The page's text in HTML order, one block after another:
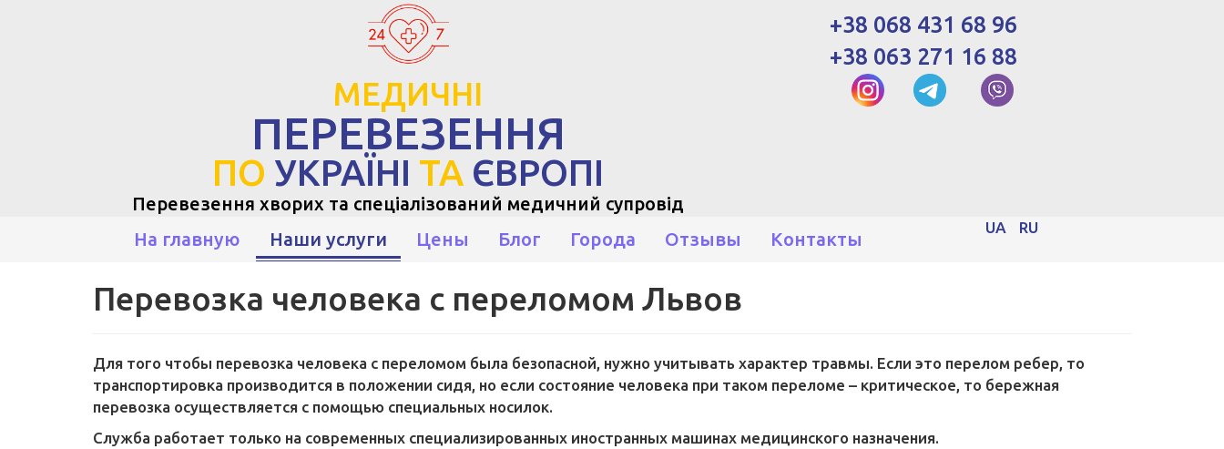
МЕДИЧНІ
ПЕРЕВЕЗЕННЯ
ПО УКРАЇНІ ТА ЄВРОПІ
Перевезення хворих та спеціалізований медичний супровід
+38 068 431 68 96
+38 063 271 16 88
На главную Наши услуги Цены Блог Города Отзывы Контакты
UA RU
Перевозка человека с переломом Львов
Для того чтобы перевозка человека с переломом была безопасной, нужно учитывать характер травмы. Если это перелом ребер, то
транспортировка производится в положении сидя, но если состояние человека при таком переломе – критическое, то бережная
перевозка осуществляется с помощью специальных носилок.
Служба работает только на современных специализированных иностранных машинах медицинского назначения.